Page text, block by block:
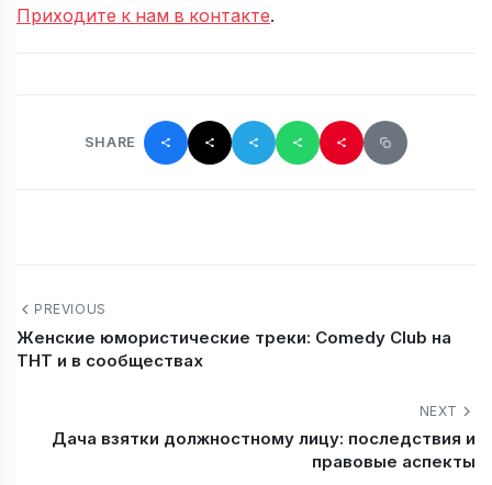
Приходите к нам в контакте.
SHARE
PREVIOUS
Женские юмористические треки: Comedy Club на
ТНТ и в сообществах
NEXT
Дача взятки должностному лицу: последствия и
правовые аспекты